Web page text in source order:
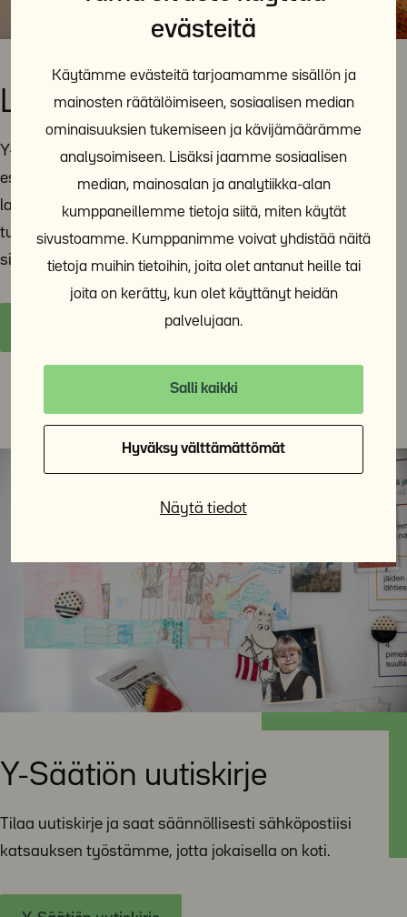
evästeitä
Käytämme evästeitä tarjoamamme sisällön ja
mainosten räätälöimiseen, sosiaalisen median
ominaisuuksien tukemiseen ja kävijämäärämme
analysoimiseen. Lisäksi jaamme sosiaalisen
median, mainosalan ja analytiikka-alan
kumppaneillemme tietoja siitä, miten käytät
sivustoamme. Kumppanimme voivat yhdistää näitä
tietoja muihin tietoihin, joita olet antanut heille tai
joita on kerätty, kun olet käyttänyt heidän
palvelujaan.
Salli kaikki
Hyväksy välttämättömät
Näytä tiedot
Lausunnot ja vaikuttaminen
Y-Säätiö jakaa tietoa ja asiantuntemustaan päättäjille
esimerkiksi lausuntojen avulla. Tänne sivulle on koottu
lausuntoja ja muita yhteiskunnallista vaikuttamistyötä
tukevia materiaaleja. Y-Säätiö on poliittisesti
sitoutumaton ja voittoa tavoittelematon toimija.
Y-Säätiön lausunnot ja vaikuttaminen
Y-Säätiön uutiskirje
Tilaa uutiskirje ja saat säännöllisesti sähköpostiisi
katsauksen työstämme, jotta jokaisella on koti.